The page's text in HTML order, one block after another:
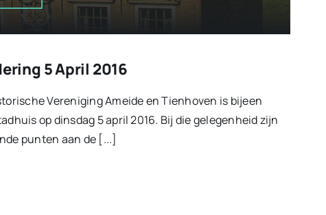
5 April 2016
Vereniging Ameide en Tienhoven is bijeen
op dinsdag 5 april 2016. Bij die gelegenheid zijn
punten aan de [...]